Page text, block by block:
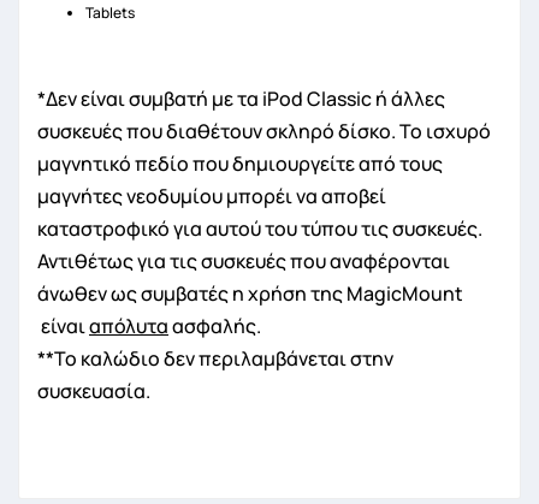
Tablets
*Δεν είναι συμβατή με τα iPod Classic ή άλλες
συσκευές που διαθέτουν σκληρό δίσκο. Το ισχυρό
μαγνητικό πεδίο που δημιουργείτε από τους
μαγνήτες νεοδυμίου μπορέι να αποβεί
καταστροφικό για αυτού του τύπου τις συσκευές.
Αντιθέτως για τις συσκευές που αναφέρονται
άνωθεν ως συμβατές η χρήση της MagicΜount
είναιαπόλυταασφαλής.
**Το καλώδιο δεν περιλαμβάνεται στην
συσκευασία.